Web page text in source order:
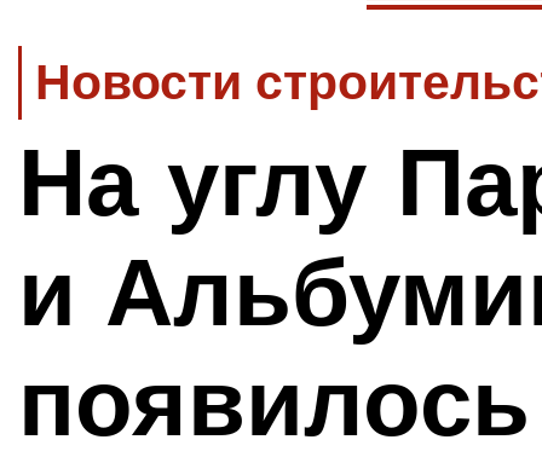
Новости
На углу
и